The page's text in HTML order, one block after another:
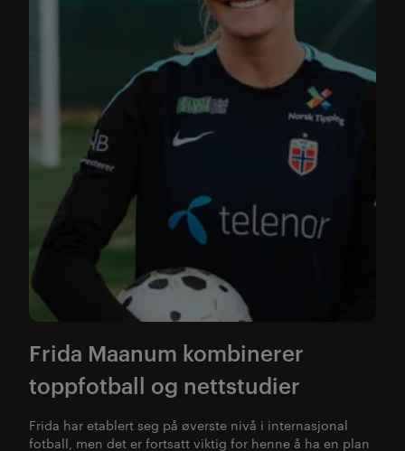
Frida Maanum kombinerer
toppfotball og nettstudier
Frida har etablert seg på øverste nivå i internasjonal
fotball, men det er fortsatt viktig for henne å ha en plan